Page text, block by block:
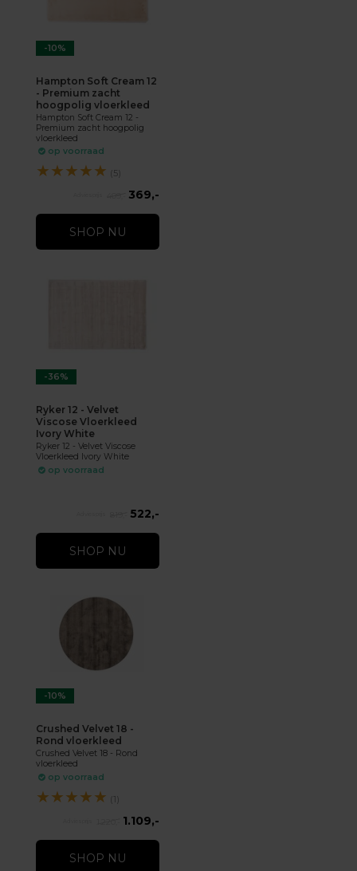
-10%
Hampton Soft Cream 12
- Premium zacht
hoogpolig vloerkleed
Hampton Soft Cream 12 -
Premium zacht hoogpolig
vloerkleed
op voorraad
★★★★★ (5)
369,-
SHOP NU
-36%
Ryker 12 - Velvet
Viscose Vloerkleed
Ivory White
Ryker 12 - Velvet Viscose
Vloerkleed Ivory White
op voorraad
522,-
SHOP NU
-10%
Crushed Velvet 18 -
Rond vloerkleed
Crushed Velvet 18 - Rond
vloerkleed
op voorraad
★★★★★ (1)
1.109,-
SHOP NU